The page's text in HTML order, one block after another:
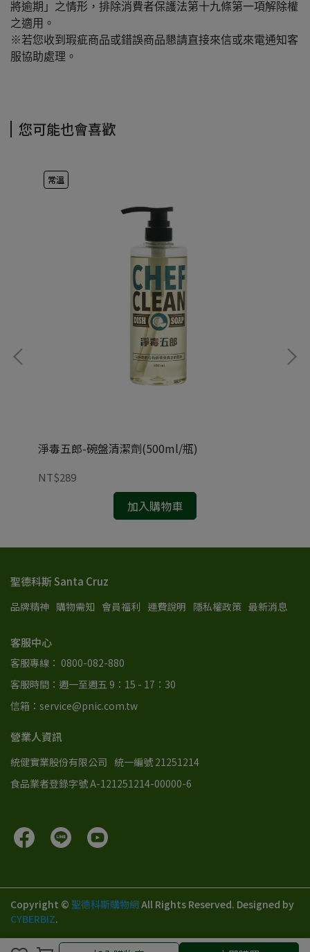
將逾期」之情形，排除消費者保護法第十九條第一項解除權
之適用。
※若您收到瑕疵商品或錯誤商品懇請直接來信或來電通知客
服協助處理。
您可能也會喜歡
常溫
淨毒五郎-碗盤清潔劑(500ml/瓶)
NT$289
加入購物車
聖德科斯 Santa Cruz
品牌精神 購物需知 會員福利 運費說明 隱私權政策 最新消息
客服中心
客服專線： 0800-082-880
客服時間：週一至週五 9：15 - 17：30
信箱：service@pnic.com.tw
營業人資訊
統健實業股份有限公司 統一編號 21251214
食品業者登錄字號 A-121251214-00000-6
Copyright © 聖德科斯購物網All Rights Reserved. Designed by
CYBERBIZ.